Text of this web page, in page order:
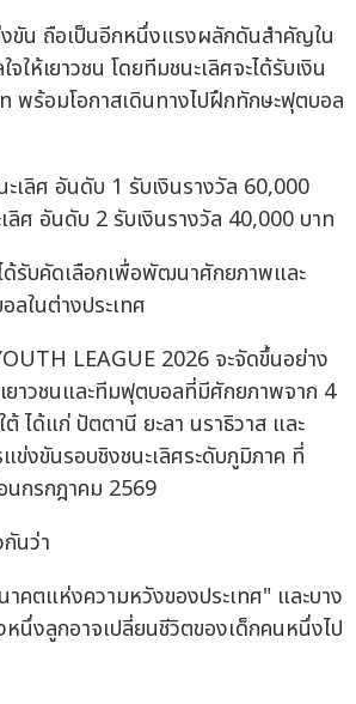
งขัน ถือเป็นอีกหนึ่งแรงผลักดันสำคัญใน
ให้เยาวชน โดยทีมชนะเลิศจะได้รับเงิน
พร้อมโอกาสเดินทางไปฝึกทักษะฟุตบอล
เลิศ อันดับ 1 รับเงินรางวัล 60,000
ลิศ อันดับ 2 รับเงินรางวัล 40,000 บาท
ด้รับคัดเลือกเพื่อพัฒนาศักยภาพและ
ในต่างประเทศ
LEAGUE 2026 จะจัดขึ้นอย่าง
ยาวชนและทีมฟุตบอลที่มีศักยภาพจาก 4
ได้แก่ ปัตตานี ยะลา นราธิวาส และ
ข่งขันรอบชิงชนะเลิศระดับภูมิภาค ที่
นกรกฎาคม 2569
นว่า
คตแห่งความหวังของประเทศ" และบาง
นึ่งลูกอาจเปลี่ยนชีวิตของเด็กคนหนึ่งไป